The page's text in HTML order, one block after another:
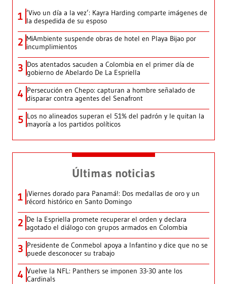
1 ‘Vivo un día a la vez’: Kayra Harding comparte imágenes de
la despedida de su esposo
2 MiAmbiente suspende obras de hotel en Playa Bijao por
incumplimientos
3 Dos atentados sacuden a Colombia en el primer día de
gobierno de Abelardo De La Espriella
4 Persecución en Chepo: capturan a hombre señalado de
disparar contra agentes del Senafront
5 Los no alineados superan el 51% del padrón y le quitan la
mayoría a los partidos políticos
Últimas noticias
1 ¡Viernes dorado para Panamá!: Dos medallas de oro y un
récord histórico en Santo Domingo
2 De la Espriella promete recuperar el orden y declara
agotado el diálogo con grupos armados en Colombia
3 Presidente de Conmebol apoya a Infantino y dice que no se
puede desconocer su trabajo
4 Vuelve la NFL: Panthers se imponen 33-30 ante los
Cardinals